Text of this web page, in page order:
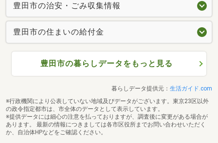
豊田市の治安・ごみ収集情報
豊田市の住まいの給付金
豊田市の暮らしデータをもっと見る
暮らしデータ提供元： 生活ガイド.com
※行政機関により公表していない地域及びデータがございます。東京23区以外
の政令指定都市は、市全体のデータとして表示しています。
※提供データには細心の注意を払っておりますが、調査後に変更がある場合が
あります。 最新の情報につきましては各市区役所までお問い合わせいただく
か、自治体HPなどをご確認ください。